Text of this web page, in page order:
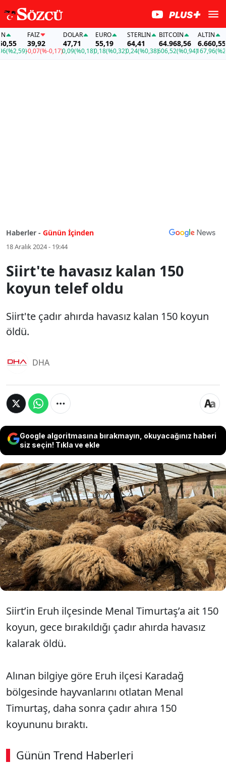
FAİZ
39,92
-0,07(%-0,17)
DOLAR
47,71
0,09(%0,18)
EURO
55,19
0,18(%0,32)
STERLIN
64,41
0,24(%0,38)
BITCOIN
64.968,56
606,52(%0,94)
ALTIN
6.660,55
167,96
Haberler - Günün İçinden
18 Aralık 2024 - 19:44
Siirt'te havasız kalan 150
koyun telef oldu
Siirt'te çadır ahırda havasız kalan 150 koyun
öldü.
DHA
Google algoritmasına bırakmayın, okuyacağınız haberi
siz seçin! Tıkla ve ekle
Siirt'te çadır ahırda
havasız kalan 150 koyun
öldü.
Siirt’in Eruh ilçesinde Menal Timurtaş’a ait 150
koyun, gece bırakıldığı çadır ahırda havasız
kalarak öldü.
Alınan bilgiye göre Eruh ilçesi Karadağ
bölgesinde hayvanlarını otlatan Menal
Timurtaş, daha sonra çadır ahıra 150
koyununu bıraktı.
Günün Trend Haberleri